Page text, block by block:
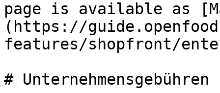
page is available as
(https://
features/shopfront/
# Unternehmensgebühren